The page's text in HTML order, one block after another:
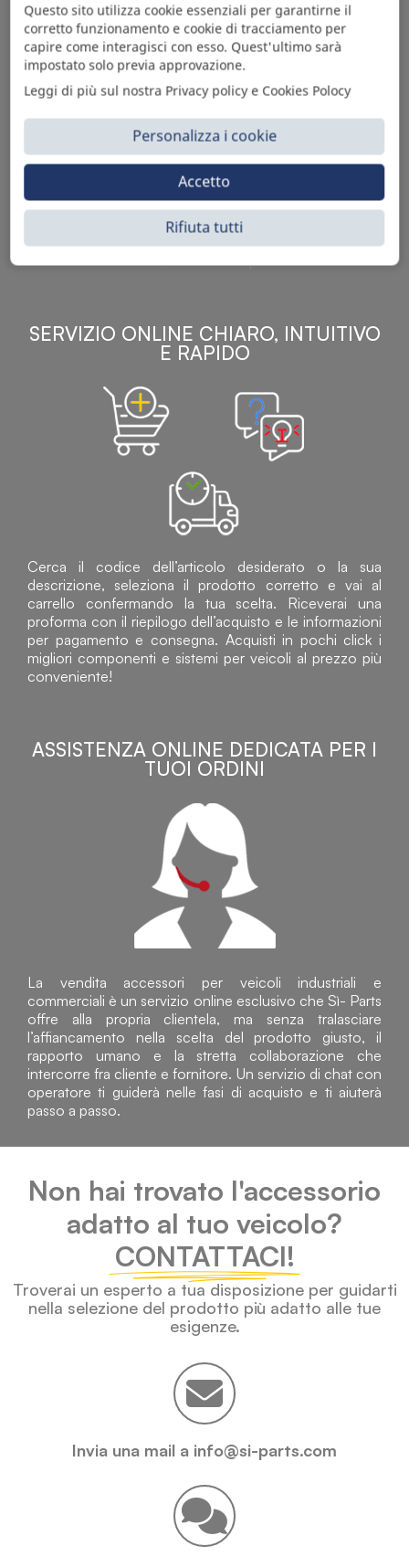
Sì Parts S.r.l. è leader nella distribuzione e vendita di
accessori per veicoli off-highway. Riconosciuto in tutto
il mondo per l’elevato standard qualitativo dei prodotti a
catalogo, attraverso la vendita B2B del ricco
assortimento di articoli originali rivolti a ricambisti,
officine meccaniche, aziende con parco macchine.
SERVIZIO ONLINE CHIARO, INTUITIVO
E RAPIDO
Cerca il codice dell’articolo desiderato o la sua
descrizione, seleziona il prodotto corretto e vai al
carrello confermando la tua scelta. Riceverai una
proforma con il riepilogo dell’acquisto e le informazioni
per pagamento e consegna. Acquisti in pochi click i
migliori componenti e sistemi per veicoli al prezzo più
conveniente!
ASSISTENZA ONLINE DEDICATA PER I
TUOI ORDINI
La vendita accessori per veicoli industriali e
commerciali è un servizio online esclusivo che Sì- Parts
offre alla propria clientela, ma senza tralasciare
l’affiancamento nella scelta del prodotto giusto, il
rapporto umano e la stretta collaborazione che
intercorre fra cliente e fornitore. Un servizio di chat con
operatore ti guiderà nelle fasi di acquisto e ti aiuterà
passo a passo.
Non hai trovato l'accessorio
adatto al tuo veicolo?
CONTATTACI!
Troverai un esperto a tua disposizione per guidarti
nella selezione del prodotto più adatto alle tue
esigenze.
Invia una mail a info@si-parts.com
Questo sito utilizza cookie essenziali per garantirne il
corretto funzionamento e cookie di tracciamento per
capire come interagisci con esso. Quest'ultimo sarà
impostato solo previa approvazione.
Leggi di più sul nostra Privacy policy e Cookies Polocy
Personalizza i cookie
Rifiuta tutti
Accetto